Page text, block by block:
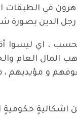
في الطبقات
الدين بصورة
اي ليسوا
المال العام
و مؤيديهم ،
حكوميةٍ